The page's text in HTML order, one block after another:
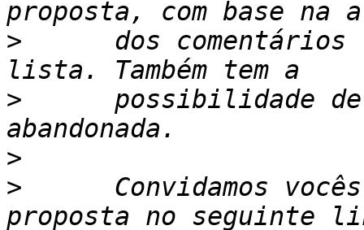
>
dos comentários
>
possibilidade
>
>
Convidamos